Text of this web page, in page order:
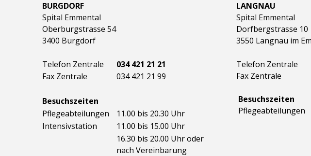
BURGDORF
Spital Emmental
Oberburgstrasse 54
3400 Burgdorf
Telefon Zentrale
034 421 21 21
Fax Zentrale
034 421 21 99
Besuchszeiten
Pflegeabteilungen
11.00 bis 20.30 Uhr
Intensivstation
11.00 bis 15.00 Uhr
16.30 bis 20.00 Uhr oder
nach Vereinbarung
LANGNAU
Spital Emmental
Dorfbergstrasse 10
3550 Langnau im
Telefon Zentrale
Fax Zentrale
Besuchszeiten
Pflegeabteilungen